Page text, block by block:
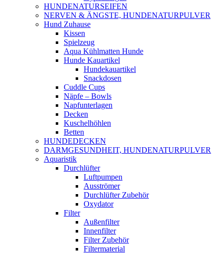
HUNDENATURSEIFEN
NERVEN & ÄNGSTE, HUNDENATURPULVER
Hund Zuhause
Kissen
Spielzeug
Aqua Kühlmatten Hunde
Hunde Kauartikel
Hundekauartikel
Snackdosen
Cuddle Cups
Näpfe – Bowls
Napfunterlagen
Decken
Kuschelhöhlen
Betten
HUNDEDECKEN
DARMGESUNDHEIT, HUNDENATURPULVER
Aquaristik
Durchlüfter
Luftpumpen
Ausströmer
Durchlüfter Zubehör
Oxydator
Filter
Außenfilter
Innenfilter
Filter Zubehör
Filtermaterial